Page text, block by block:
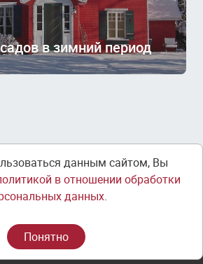
в зимний период
данным сайтом, Вы
в отношении обработки
данных.
Понятно